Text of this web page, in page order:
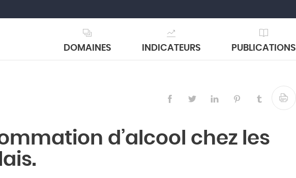
DOMAINES INDICATEURS PUBLICATIONS
d’alcool chez les